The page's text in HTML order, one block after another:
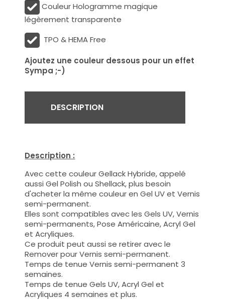
CouleurHologramme magique
légèrement transparente
TPO & HEMA Free
Ajoutez une couleur dessous pour un effet
Sympa ;-)
DESCRIPTION
Description :
Avec cette couleur Gellack Hybride, appelé
aussi Gel Polish ou Shellack, plus besoin
d'acheter la même couleur en Gel UV et Vernis
semi-permanent.
Elles sont compatibles avec les Gels UV, Vernis
semi-permanents, Pose Américaine, Acryl Gel
et Acryliques.
Ce produit peut aussi se retirer avec le
Remover pour Vernis semi-permanent.
Temps de tenue Vernis semi-permanent 3
semaines.
Temps de tenue Gels UV, Acryl Gel et
Acryliques 4 semaines et plus.